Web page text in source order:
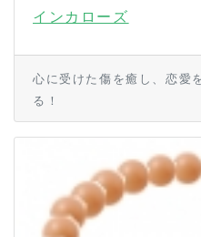
インカローズ
心に受けた傷を癒し、恋愛
る！